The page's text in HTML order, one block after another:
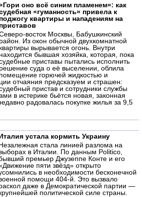
оно всё синим пламенем»: как
«гуманность» привела к
поджогу квартиры и нападениям на
приставов
восток Москвы, Бабушкинский
район. Из окон обычной двухкомнатной
квартиры вырывается огонь. Внутри
находится бывшая хозяйка, которая, пока
приставы пытались исполнить
решение суда о её выселении, облила
помещение горючей жидкостью и
отчаяния предсказуем и страшен:
пристав и сотрудники службы
в истерике бьётся новая, законная
радовалась покупке жилья за 9,5
устала кормить Украину
стала линией разлома на
в Италии. По данным Politico,
премьер Джузеппе Конте и его
пяти звёзд» открыто
в необходимости бесконечной
помощи 404-й. Это вызвало
даже в Демократической партии —
политической силе страны.